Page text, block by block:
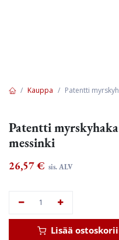
Kauppa Patentti
Patentti
messinki
26,57€ sis. ALV
Lisää